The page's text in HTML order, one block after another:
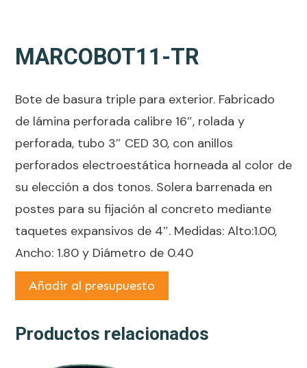
MARCOBOT11-TR
Bote de basura triple para exterior. Fabricado
de lámina perforada calibre 16″, rolada y
perforada, tubo 3″ CED 30, con anillos
perforados electroestática horneada al color de
su elección a dos tonos. Solera barrenada en
postes para su fijación al concreto mediante
taquetes expansivos de 4″. Medidas: Alto:1.00,
Ancho: 1.80 y Diámetro de 0.40
Añadir al presupuesto
Productos relacionados